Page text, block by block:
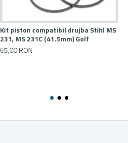
Kit piston compatibil drujba Stihl MS
231, MS 231C (41.5mm) Golf
65,00 RON